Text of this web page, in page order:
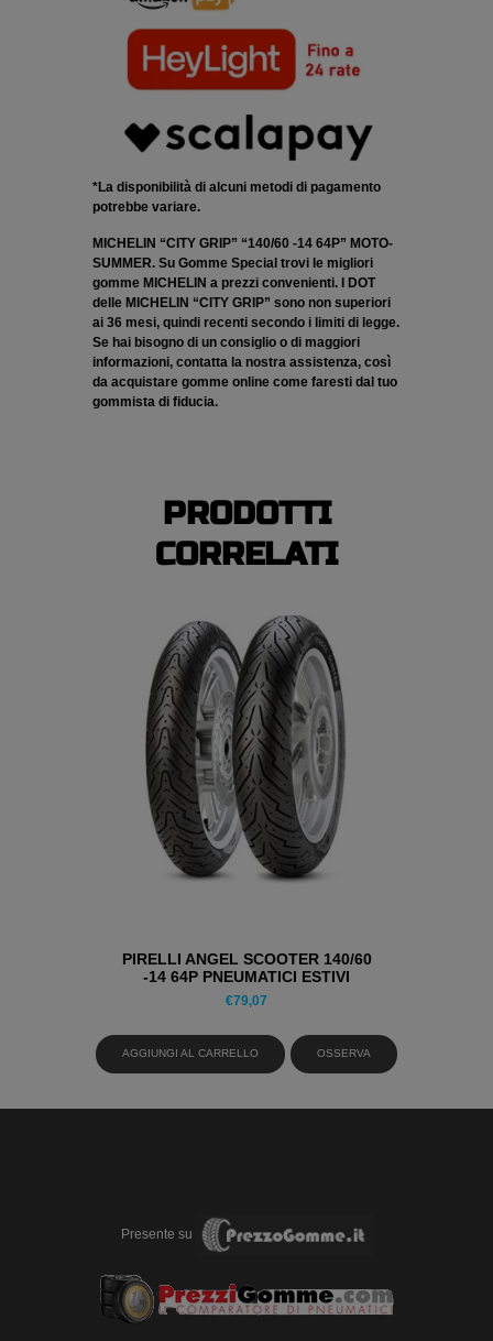
*La disponibilità di alcuni metodi di pagamento
potrebbe variare.
MICHELIN “CITY GRIP” “140/60 -14 64P” MOTO-
SUMMER. Su Gomme Special trovi le migliori
gomme MICHELIN a prezzi convenienti. I DOT
delle MICHELIN “CITY GRIP” sono non superiori
ai 36 mesi, quindi recenti secondo i limiti di legge.
Se hai bisogno di un consiglio o di maggiori
informazioni, contatta la nostra assistenza, così
da acquistare gomme online come faresti dal tuo
gommista di fiducia.
PRODOTTI
CORRELATI
PIRELLI ANGEL SCOOTER 140/60
-14 64P PNEUMATICI ESTIVI
€79,07
AGGIUNGI AL CARRELLO OSSERVA
Presente su